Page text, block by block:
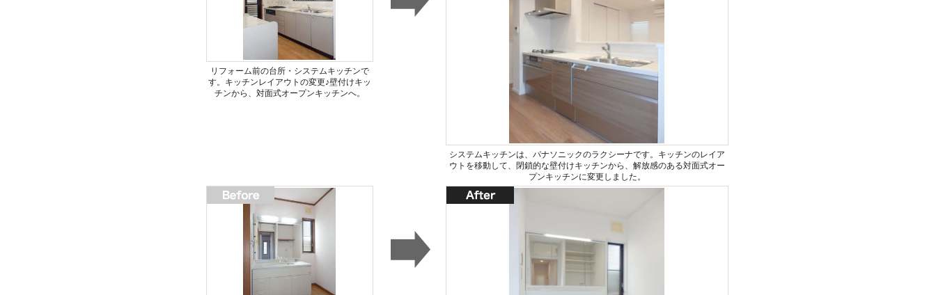
リフォーム前の台所・システムキッチンで
す。キッチンレイアウトの変更♪壁付けキッ
チンから、対面式オープンキッチンへ。
システムキッチンは、パナソニックのラクシーナです。キッチンのレイア
ウトを移動して、閉鎖的な壁付けキッチンから、解放感のある対面式オー
プンキッチンに変更しました。